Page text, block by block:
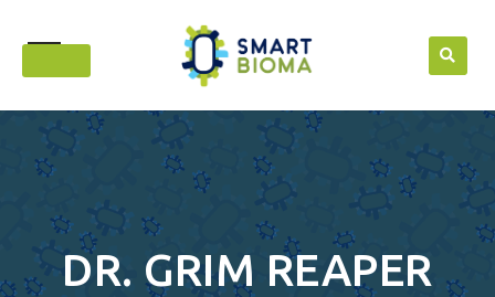
content
DR. GRIM REAPER